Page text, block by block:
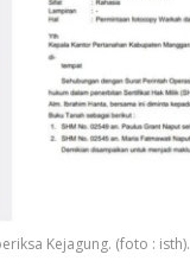
Kejagung. (foto : isth).